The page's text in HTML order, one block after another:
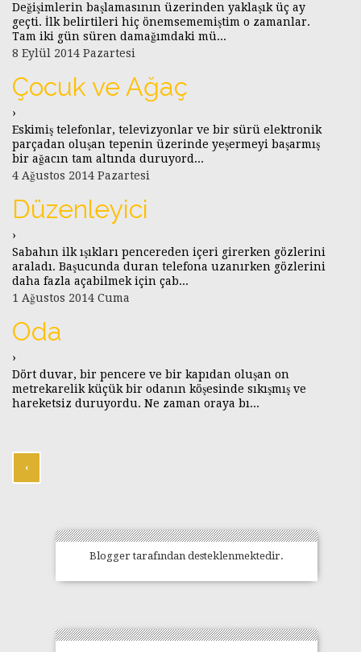
Değişimlerin başlamasının üzerinden yaklaşık üç ay
geçti. İlk belirtileri hiç önemsememiştim o zamanlar.
Tam iki gün süren damağımdaki mü...
8 Eylül 2014 Pazartesi
Çocuk ve Ağaç
›
Eskimiş telefonlar, televizyonlar ve bir sürü elektronik
parçadan oluşan tepenin üzerinde yeşermeyi başarmış
bir ağacın tam altında duruyord...
4 Ağustos 2014 Pazartesi
Düzenleyici
›
Sabahın ilk ışıkları pencereden içeri girerken gözlerini
araladı. Başucunda duran telefona uzanırken gözlerini
daha fazla açabilmek için çab...
1 Ağustos 2014 Cuma
Oda
›
Dört duvar, bir pencere ve bir kapıdan oluşan on
metrekarelik küçük bir odanın köşesinde sıkışmış ve
hareketsiz duruyordu. Ne zaman oraya bı...
‹
Bloggertarafından desteklenmektedir.